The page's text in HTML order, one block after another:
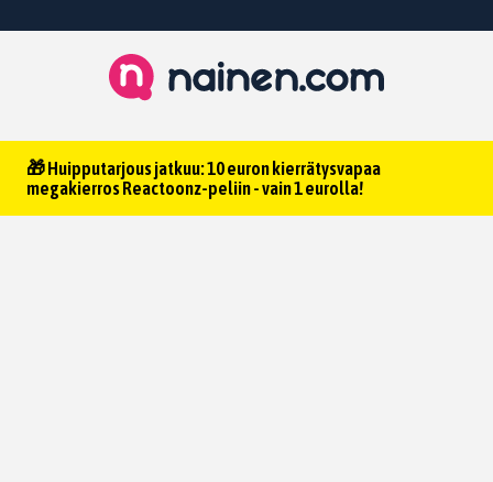
🎁 Huipputarjous jatkuu: 10 euron kierrätysvapaa
megakierros Reactoonz-peliin - vain 1 eurolla!